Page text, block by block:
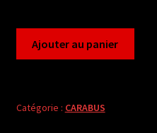
macrogonus
Ajouter au panier
Catégorie : CARABUS